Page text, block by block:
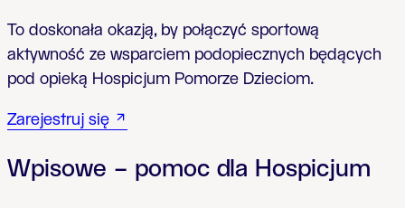
To doskonała okazją, by połączyć sportową
aktywność ze wsparciem podopiecznych będących
pod opieką Hospicjum Pomorze Dzieciom.
Zarejestruj się
Wpisowe – pomoc dla Hospicjum